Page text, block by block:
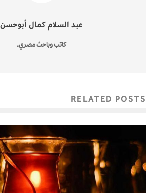
عبد السلام كمال أبوحسن
كاتب وباحث مصري.
RELATED POSTS